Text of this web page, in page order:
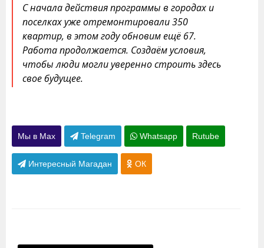
С начала действия программы в городах и
поселках уже отремонтировали 350
квартир, в этом году обновим ещё 67.
Работа продолжается. Создаём условия,
чтобы люди могли уверенно строить здесь
свое будущее.
Мы в Max Telegram Whatsapp Rutube
Интересный Магадан ОК